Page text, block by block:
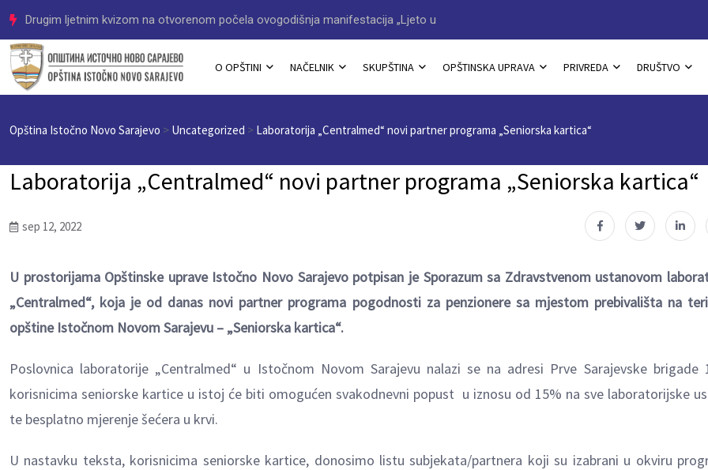
Program ovogodišnje manifestacije „LJeto u Istočnom Novom Sarajevu“
O OPŠTINI NAČELNIK SKUPŠTINA OPŠTINSKA UPRAVA PRIVREDA DRUŠTVO
Opština Istočno Novo Sarajevo > Uncategorized > Laboratorija „Centralmed“ novi partner programa „Seniorska kartica“
Laboratorija „Centralmed“ novi partner programa „Seniorska kartica“
sep 12, 2022
U prostorijama Opštinske uprave Istočno Novo Sarajevo potpisan je Sporazum sa Zdravstvenom ustanovom
„Centralmed“, koja je od danas novi partner programa pogodnosti za penzionere sa mjestom prebivališta na
opštine Istočnom Novom Sarajevu – „Seniorska kartica“.
Poslovnica laboratorije „Centralmed“ u Istočnom Novom Sarajevu nalazi se na adresi Prve Sarajevske brigade
korisnicima seniorske kartice u istoj će biti omogućen svakodnevni popust u iznosu od 15% na sve laboratorijske
te besplatno mjerenje šećera u krvi.
U nastavku teksta, korisnicima seniorske kartice, donosimo listu subjekata/partnera koji su izabrani u okviru